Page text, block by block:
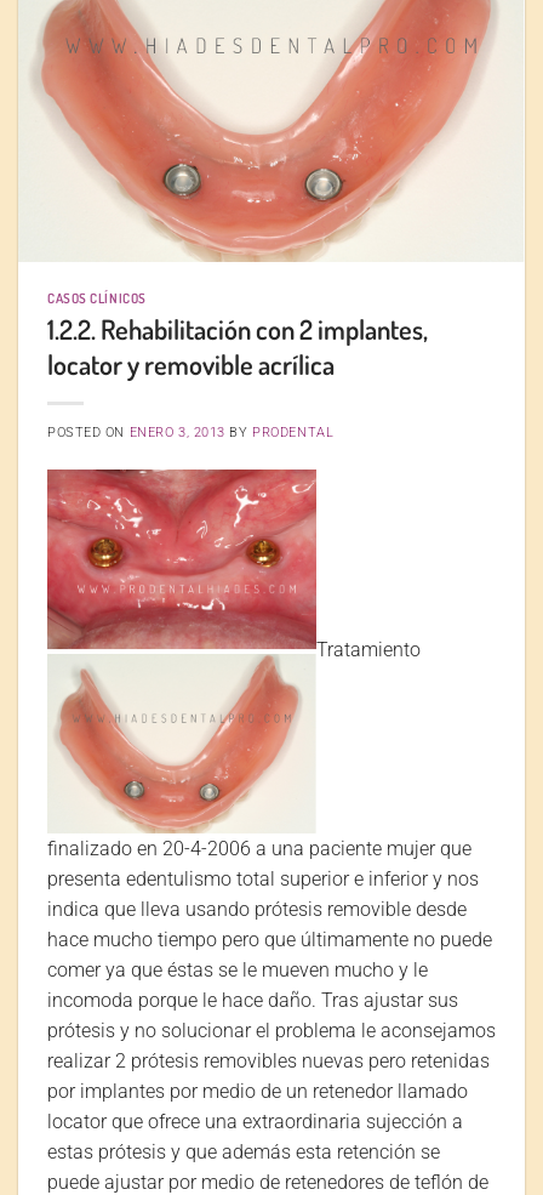
CASOS CLÍNICOS
1.2.2. Rehabilitación con 2 implantes,
locator y removible acrílica
POSTED ON ENERO 3, 2013 BY PRODENTAL
Tratamiento
finalizado en 20-4-2006 a una paciente mujer que
presenta edentulismo total superior e inferior y nos
indica que lleva usando prótesis removible desde
hace mucho tiempo pero que últimamente no puede
comer ya que éstas se le mueven mucho y le
incomoda porque le hace daño. Tras ajustar sus
prótesis y no solucionar el problema le aconsejamos
realizar 2 prótesis removibles nuevas pero retenidas
por implantes por medio de un retenedor llamado
locator que ofrece una extraordinaria sujección a
estas prótesis y que además esta retención se
puede ajustar por medio de retenedores de teflón de